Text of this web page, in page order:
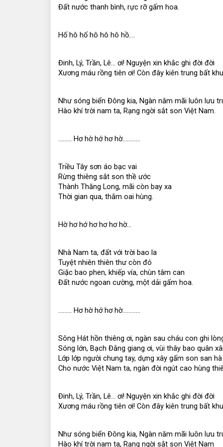
Đất nước thanh bình, rực rỡ gấm hoa.
Hố hô hố hô hô hô hồ….
Đinh, Lý, Trần, Lê… ơi! Nguyện xin khắc ghi đời đời
Xương máu rồng tiên ơi! Còn đây kiên trung bất
Như sóng biển Đông kia, Ngàn năm mãi luôn lưu
Hào khí trời nam ta, Rạng ngời sắt son Việt Nam.
……… Hơ hờ hớ hơ hờ…………
Triều Tây sơn áo bạc vai
Rừng thiêng sắt son thề ước
Thành Thăng Long, mãi còn bay xa
Thời gian qua, thắm oai hùng.
Hờ hơ hớ hơ hơ hơ hờ…
Nhà Nam ta, đất với trời bao la
Tuyệt nhiên thiên thư còn đó
Giặc bao phen, khiếp vía, chùn tâm can
Đất nước ngoan cường, một dải gấm hoa.
……… Hơ hờ hớ hơ hờ…………
Sông Hát hồn thiêng ơi, ngàn sau cháu con ghi
Sóng lớn, Bạch Đằng giang ơi, vùi thây bao quân
Lớp lớp người chung tay, dựng xây gấm son san hà
Cho nước Việt Nam ta, ngàn đời ngút cao hùng
Đinh, Lý, Trần, Lê… ơi! Nguyện xin khắc ghi đời đời
Xương máu rồng tiên ơi! Còn đây kiên trung bất
Như sóng biển Đông kia, Ngàn năm mãi luôn lưu
Hào khí trời nam ta, Rạng ngời sắt son Việt Nam